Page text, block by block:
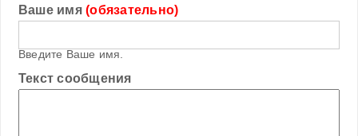
Ваше имя(обязательно)
Введите Ваше имя.
Текст сообщения